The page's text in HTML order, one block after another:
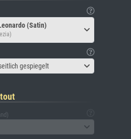
(Satin)
gespiegelt